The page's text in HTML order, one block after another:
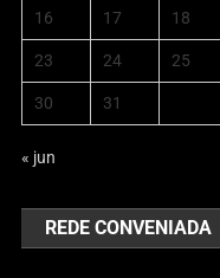
16 17 18
23 24 25
30 31
« jun
REDE CONVENIADA